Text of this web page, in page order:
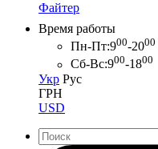
Файтер
Время работы
Пн-Пт:900-2000
Сб-Вс:900-1800
Укр Рус
ГРН
USD